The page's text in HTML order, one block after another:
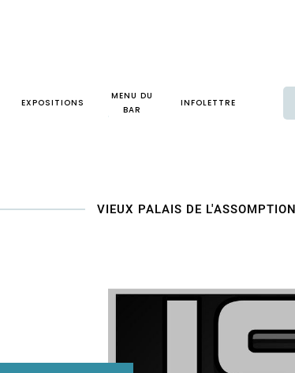
EXPOSITIONS
MENU DU
BAR
INFOLETTRE
VIEUX PALAIS DE L'ASSOMPTION